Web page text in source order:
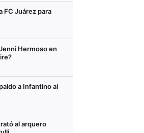
FC Juárez para
Hermoso en
a Infantino al
al arquero